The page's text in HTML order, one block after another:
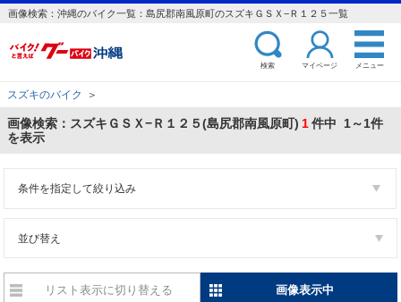
画像検索：沖縄のバイク一覧：島尻郡南風原町のスズキＧＳＸ−Ｒ１２５一覧
検索 マイページ メニュー
スズキのバイク ＞
画像検索：スズキＧＳＸ−Ｒ１２５(島尻郡南風原町) 1件中 1～1件
を表示
条件を指定して絞り込み
並び替え
リスト表示に切り替える 画像表示中